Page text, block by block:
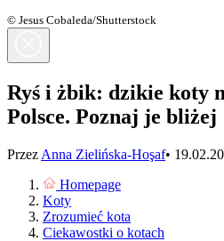
© Jesus Cobaleda/Shutterstock
Ryś i żbik: dzikie koty
Polsce. Poznaj je bliżej
Przez Anna Zielińska-Hoşaf•
Homepage
Koty
Zrozumieć kota
Ciekawostki o kotach